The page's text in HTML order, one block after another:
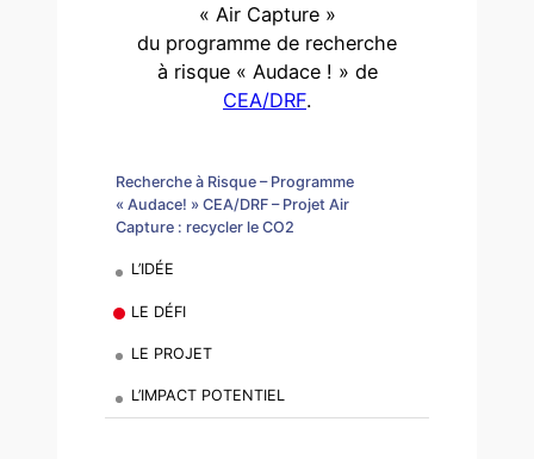
Recherche à Risque – Programme
« Audace! » CEA/DRF – Projet Air
Capture : recycler le CO2
L’IDÉE
LE DÉFI
LE PROJET
L’IMPACT POTENTIEL
« Air Capture »
du programme de recherche
à risque « Audace ! » de
CEA/DRF.